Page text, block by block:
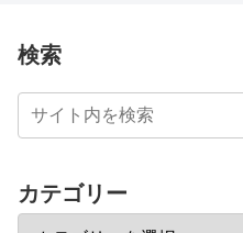
検索
カテゴリー